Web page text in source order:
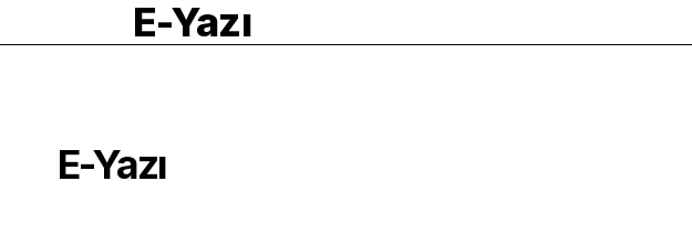
E-Yazı
E-Yazı